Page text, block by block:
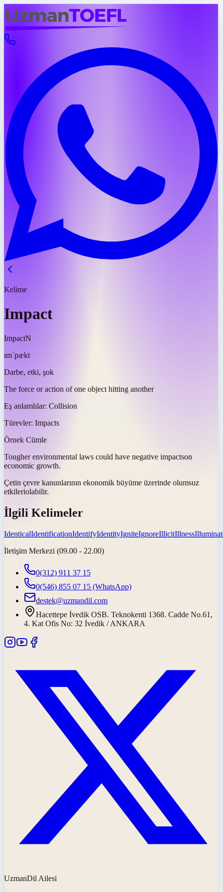
Kelime
Impact
ImpactN
ɪmˈpækt
Darbe, etki, şok
The force or action of one object hitting another
Eş anlamlılar: Collision
Türevler: Impacts
Örnek Cümle
Tougher environmental laws could have negative impactson
economic growth.
Çetin çevre kanunlarının ekonomik büyüme üzerinde olumsuz
etkileriolabilir.
İlgili Kelimeler
IdenticalIdentificationIdentifyIdentityIgniteIgnoreIllicitIllness
İletişim Merkezi (09.00 - 22.00)
0(312) 911 37 15
0(546) 855 07 15 (WhatsApp)
destek@uzmandil.com
Hacettepe İvedik OSB. Teknokenti 1368. Cadde No.61,
4. Kat Ofis No: 32 İvedik / ANKARA
UzmanDil Ailesi